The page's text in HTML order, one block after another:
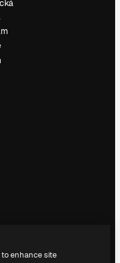
enhance site